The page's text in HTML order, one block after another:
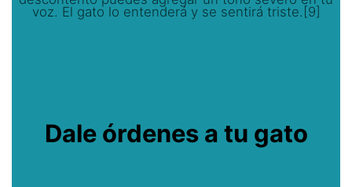
voz. El gato lo entenderá y se sentirá triste.[9]
Dale órdenes a tu gato